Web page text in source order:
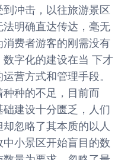
冲击，以往旅游景区
明确直达传达，毫无
费者游客的刚需没有
字化的建设在当 下才
营方式和管理手段。
种的不足，目前而
建设十分匮乏，人们
忽略了其本质的以人
小景区开始盲目的数